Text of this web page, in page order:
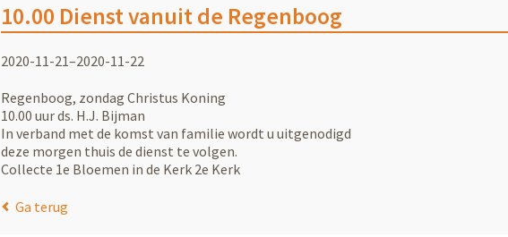
10.00 Dienst vanuit de Regenboog
2020-11-21–2020-11-22
Regenboog, zondag Christus Koning
10.00 uur ds. H.J. Bijman
In verband met de komst van familie wordt u uitgenodigd
deze morgen thuis de dienst te volgen.
Collecte 1e Bloemen in de Kerk 2e Kerk
Ga terug